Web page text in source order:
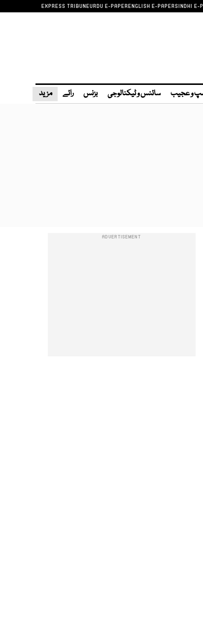
EXPRESS TRIBUNEURDU E-PAPERENGLISH E-PAPERSINDHI E-
و عجیب سائنس و ٹیکنالوجی بزنس رائے مزید